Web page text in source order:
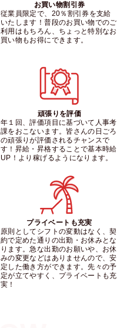
お買い物割引券
従業員限定で、20％割引券を支給
いたします！普段のお買い物でのご
利用はもちろん、ちょっと特別なお
買い物もお得にできます。
頑張りを評価
年１回、評価項目に基づいて人事考
課をおこないます。皆さんの日ごろ
の頑張りが評価されるチャンスで
す！昇給・昇格することで基本時給
UP！より稼げるようになります。
プライベートも充実
原則としてシフトの変動はなく、契
約で定めた通りの出勤・お休みとな
ります。急な出勤のお願いや、お休
みの変更などはありませんので、安
定した働き方ができます。先々の予
定が立てやすく、プライベートも充
実！